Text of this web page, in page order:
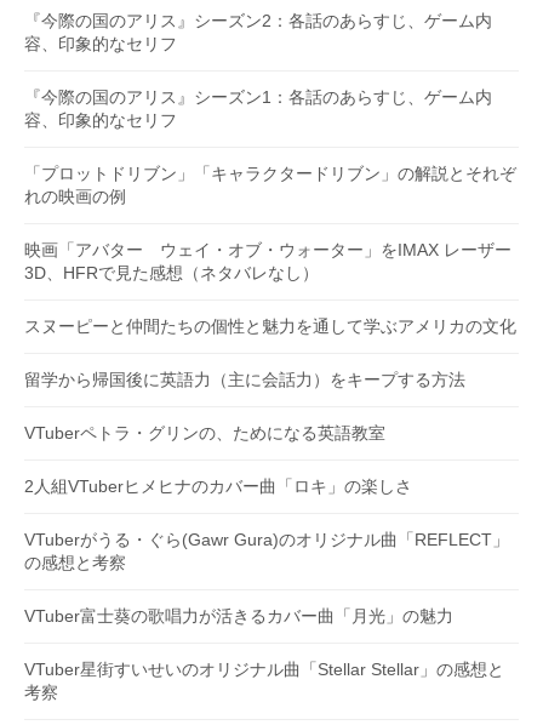
『今際の国のアリス』シーズン2：各話のあらすじ、ゲーム内
容、印象的なセリフ
『今際の国のアリス』シーズン1：各話のあらすじ、ゲーム内
容、印象的なセリフ
「プロットドリブン」「キャラクタードリブン」の解説とそれぞ
れの映画の例
映画「アバター ウェイ・オブ・ウォーター」をIMAX レーザー
3D、HFRで見た感想（ネタバレなし）
スヌーピーと仲間たちの個性と魅力を通して学ぶアメリカの文化
留学から帰国後に英語力（主に会話力）をキープする方法
VTuberペトラ・グリンの、ためになる英語教室
2人組VTuberヒメヒナのカバー曲「ロキ」の楽しさ
VTuberがうる・ぐら(Gawr Gura)のオリジナル曲「REFLECT」
の感想と考察
VTuber富士葵の歌唱力が活きるカバー曲「月光」の魅力
VTuber星街すいせいのオリジナル曲「Stellar Stellar」の感想と
考察